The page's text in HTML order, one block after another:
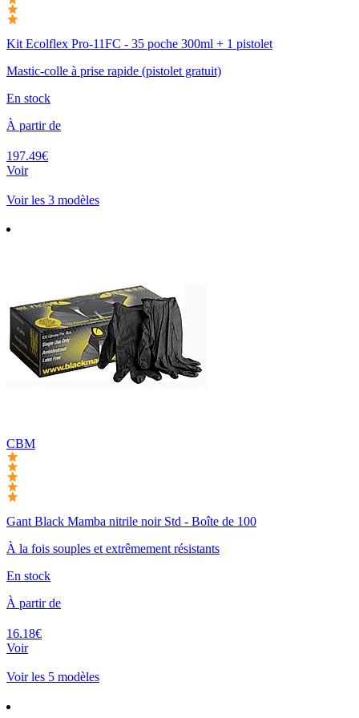
Kit Ecolflex Pro-11FC - 35 poche 300ml + 1 pistolet
Mastic-colle à prise rapide (pistolet gratuit)
En stock
À partir de
197.49€
Voir
Voir les 3 modèles
CBM
Gant Black Mamba nitrile noir Std - Boîte de 100
À la fois souples et extrêmement résistants
En stock
À partir de
16.18€
Voir
Voir les 5 modèles